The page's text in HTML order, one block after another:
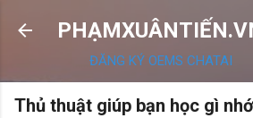
Chuyển đến nội dung
ĐĂNG KÝ OEMS CHATAI
Thủ thuật giúp bạn học gì